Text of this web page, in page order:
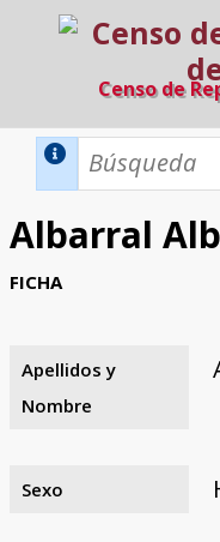
Censo de
Inicio
Búsqueda
Búsqueda
Razones y
El equipo
Fuentes
Albarral
FICHA
Apellidos y
Nombre
Sexo